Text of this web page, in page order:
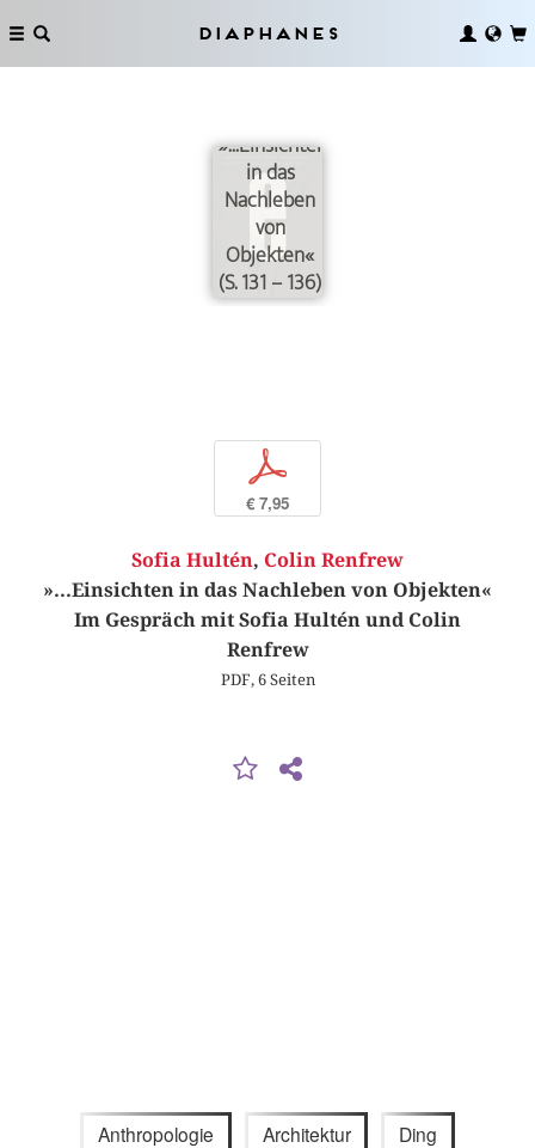
Diaphanes
»...Einsichten
in das
Nachleben
von
Objekten«
(S. 131 – 136)
p
€ 7,95
Sofia Hultén, Colin Renfrew
»...Einsichten in das Nachleben von Objekten«
Im Gespräch mit Sofia Hultén und Colin
Renfrew
PDF, 6 Seiten
Anthropologie Architektur Ding